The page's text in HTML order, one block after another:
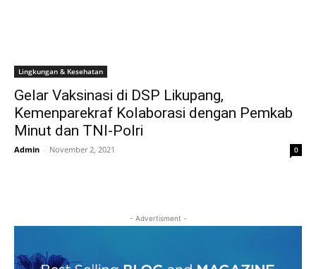
Lingkungan & Kesehatan
Gelar Vaksinasi di DSP Likupang,
Kemenparekraf Kolaborasi dengan Pemkab
Minut dan TNI-Polri
Admin - November 2, 2021 0
- Advertisment -